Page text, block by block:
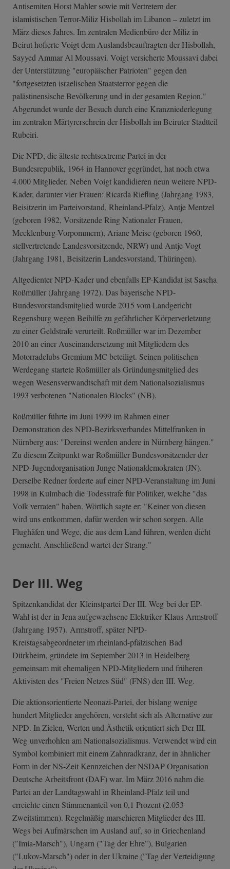
Antisemiten Horst Mahler sowie mit Vertretern der
islamistischen Terror-Miliz Hisbollah im Libanon – zuletzt im
März dieses Jahres. Im zentralen Medienbüro der Miliz in
Beirut hofierte Voigt dem Auslandsbeauftragten der Hisbollah,
Sayyed Ammar Al Moussavi. Voigt versicherte Moussavi dabei
der Unterstützung "europäischer Patrioten" gegen den
"fortgesetzten israelischen Staatsterror gegen die
palästinensische Bevölkerung und in der gesamten Region."
Abgerundet wurde der Besuch durch eine Kranzniederlegung
im zentralen Märtyrerschrein der Hisbollah im Beiruter Stadtteil
Rubeiri.
Die NPD, die älteste rechtsextreme Partei in der
Bundesrepublik, 1964 in Hannover gegründet, hat noch etwa
4.000 Mitglieder. Neben Voigt kandidieren neun weitere NPD-
Kader, darunter vier Frauen: Ricarda Riefling (Jahrgang 1983,
Beisitzerin im Parteivorstand, Rheinland-Pfalz), Antje Mentzel
(geboren 1982, Vorsitzende Ring Nationaler Frauen,
Mecklenburg-Vorpommern), Ariane Meise (geboren 1960,
stellvertretende Landesvorsitzende, NRW) und Antje Vogt
(Jahrgang 1981, Beisitzerin Landesvorstand, Thüringen).
Altgedienter NPD-Kader und ebenfalls EP-Kandidat ist Sascha
Roßmüller (Jahrgang 1972). Das bayerische NPD-
Bundesvorstandsmitglied wurde 2015 vom Landgericht
Regensburg wegen Beihilfe zu gefährlicher Körperverletzung
zu einer Geldstrafe verurteilt. Roßmüller war im Dezember
2010 an einer Auseinandersetzung mit Mitgliedern des
Motorradclubs Gremium MC beteiligt. Seinen politischen
Werdegang startete Roßmüller als Gründungsmitglied des
wegen Wesensverwandtschaft mit dem Nationalsozialismus
1993 verbotenen "Nationalen Blocks" (NB).
Roßmüller führte im Juni 1999 im Rahmen einer
Demonstration des NPD-Bezirksverbandes Mittelfranken in
Nürnberg aus: "Dereinst werden andere in Nürnberg hängen."
Zu diesem Zeitpunkt war Roßmüller Bundesvorsitzender der
NPD-Jugendorganisation Junge Nationaldemokraten (JN).
Derselbe Redner forderte auf einer NPD-Veranstaltung im Juni
1998 in Kulmbach die Todesstrafe für Politiker, welche "das
Volk verraten" haben. Wörtlich sagte er: "Keiner von diesen
wird uns entkommen, dafür werden wir schon sorgen. Alle
Flughäfen und Wege, die aus dem Land führen, werden dicht
gemacht. Anschließend wartet der Strang."
Der III. Weg
Spitzenkandidat der Kleinstpartei Der III. Weg bei der EP-
Wahl ist der in Jena aufgewachsene Elektriker Klaus Armstroff
(Jahrgang 1957). Armstroff, später NPD-
Kreistagsabgeordneter im rheinland-pfälzischen Bad
Dürkheim, gründete im September 2013 in Heidelberg
gemeinsam mit ehemaligen NPD-Mitgliedern und früheren
Aktivisten des "Freien Netzes Süd" (FNS) den III. Weg.
Die aktionsorientierte Neonazi-Partei, der bislang wenige
hundert Mitglieder angehören, versteht sich als Alternative zur
NPD. In Zielen, Werten und Ästhetik orientiert sich Der III.
Weg unverhohlen am Nationalsozialismus. Verwendet wird ein
Symbol kombiniert mit einem Zahnradkranz, der in ähnlicher
Form in der NS-Zeit Kennzeichen der NSDAP Organisation
Deutsche Arbeitsfront (DAF) war. Im März 2016 nahm die
Partei an der Landtagswahl in Rheinland-Pfalz teil und
erreichte einen Stimmenanteil von 0,1 Prozent (2.053
Zweitstimmen). Regelmäßig marschieren Mitglieder des III.
Wegs bei Aufmärschen im Ausland auf, so in Griechenland
("Imia-Marsch"), Ungarn ("Tag der Ehre"), Bulgarien
("Lukov-Marsch") oder in der Ukraine ("Tag der Verteidigung